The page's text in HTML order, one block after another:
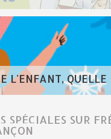
L'ENFANT, QUELLE
SPÉCIALES SUR